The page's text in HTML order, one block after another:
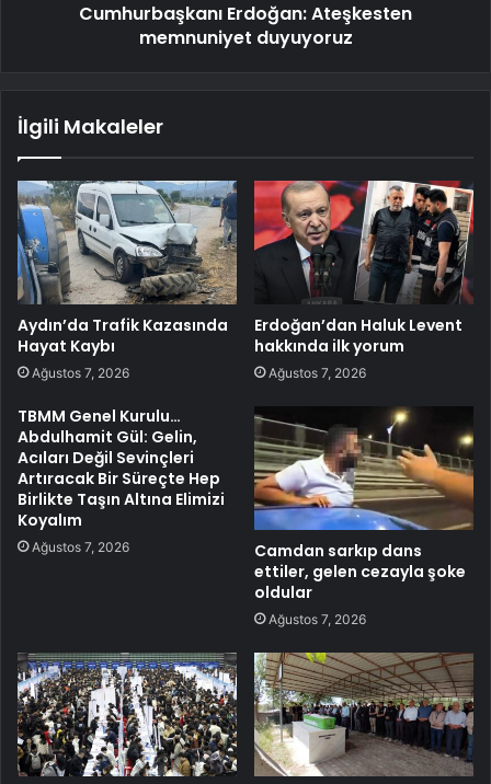
Cumhurbaşkanı Erdoğan: Ateşkesten
memnuniyet duyuyoruz
İlgili Makaleler
Aydın’da Trafik Kazasında
Hayat Kaybı
Ağustos 7, 2026
Erdoğan’dan Haluk Levent
hakkında ilk yorum
Ağustos 7, 2026
TBMM Genel Kurulu…
Abdulhamit Gül: Gelin,
Acıları Değil Sevinçleri
Artıracak Bir Süreçte Hep
Birlikte Taşın Altına Elimizi
Koyalım
Ağustos 7, 2026
Camdan sarkıp dans
ettiler, gelen cezayla şoke
oldular
Ağustos 7, 2026